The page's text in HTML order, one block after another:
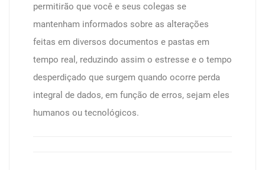
permitirão que você e seus colegas se
mantenham informados sobre as alterações
feitas em diversos documentos e pastas em
tempo real, reduzindo assim o estresse e o tempo
desperdiçado que surgem quando ocorre perda
integral de dados, em função de erros, sejam eles
humanos ou tecnológicos.